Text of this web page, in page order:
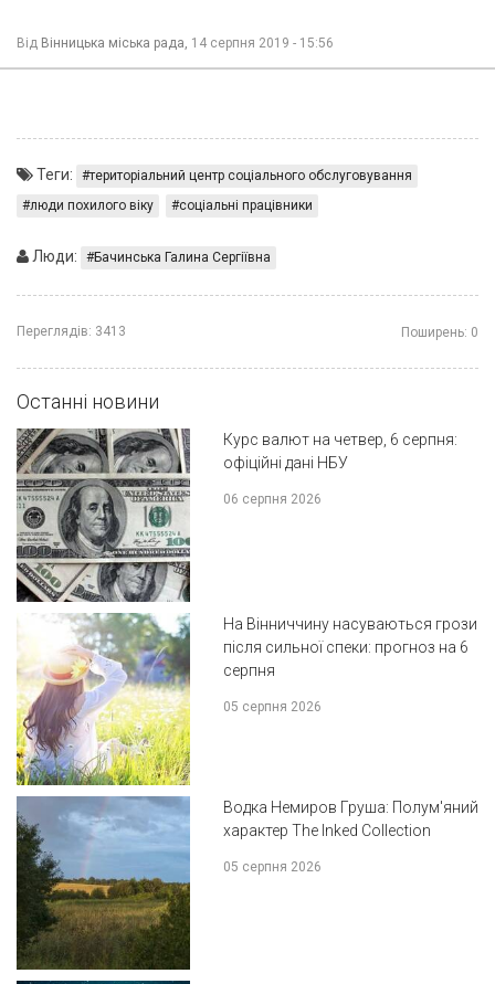
Від Вінницька міська рада, 14 серпня 2019 - 15:56
Теги:
територіальний центр соціального обслуговування
люди похилого віку
соціальні працівники
Люди: Бачинська Галина Сергіївна
Переглядів: 3413 Поширень: 0
Останні новини
Курс валют на четвер, 6 серпня:
офіційні дані НБУ
06 серпня 2026
На Вінниччину насуваються грози
після сильної спеки: прогноз на 6
серпня
05 серпня 2026
Водка Немиров Груша: Полум'яний
характер The Inked Collection
05 серпня 2026